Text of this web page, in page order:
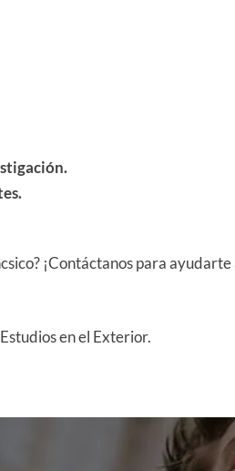
¡Contáctanos para
en el Exterior.